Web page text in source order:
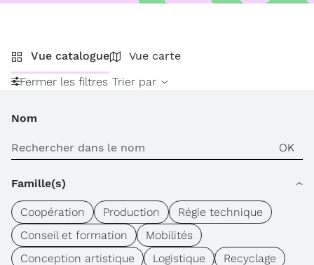
Vue catalogue
Vue carte
Fermer les filtres Trier par
Nom
Famille(s)
Coopération Production
Régie technique
Conseil et formation
Mobilités
Conception artistique
Logistique
Recyclage